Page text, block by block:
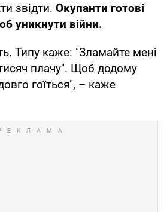
звідти. Окупанти готові
уникнути війни.
Типу каже: "Зламайте мені
плачу". Щоб додому
гоїться", – каже